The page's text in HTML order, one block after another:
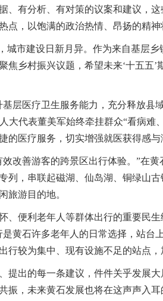
、有分析、有对策的议案和建议，
点，以饱满的政治热情、昂扬的精
城市建设日新月异。作为来自基层
乡村振兴议题，希望未来‘十五五
层医疗卫生服务能力，充分释放
大代表董美军始终牵挂群众“看病
医疗服务，切实增强就医获得感与
改善游客的跨景区出行体验。”在
列，串联起磁湖、仙岛湖、铜绿山
旅游目的地。
、便利老年人等群体出行的重要民
黄石许多老年人的日常选择，站
较为集中、现有设施不足的站点
提出的每一条建议，件件关乎发展
振，未来黄石发展也将在这声声入